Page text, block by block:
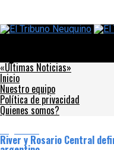
«Últimas Noticias»
Inicio
Nuestro equipo
Política de privacidad
Quienes somos?
River y Rosario Central